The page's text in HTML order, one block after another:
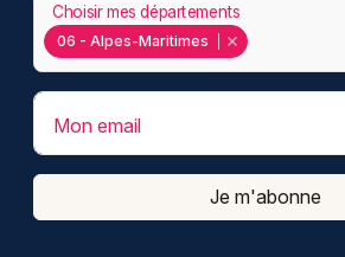
06 - Alpes-Maritimes
Choisir mes départements
Mon email
Je m'abonne